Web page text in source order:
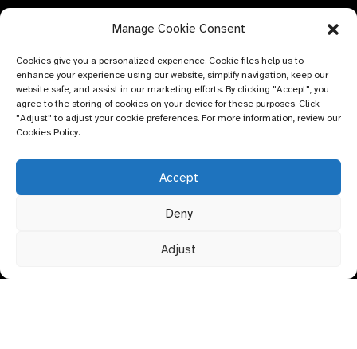
Conoscenza e istruzione
INVIA RICHIESTA
Non c'è niente di meglio che vedere il risultato finale. Scopri
di più su newfun e scarica l'ultimo album di campioni di
prodotto. E chiedi semplicemente maggiori informazioni.
Manage Cookie Consent
Cookies give you a personalized experience. Cookie files help us to
enhance your experience using our website, simplify navigation, keep our
website safe, and assist in our marketing efforts. By clicking "Accept", you
agree to the storing of cookies on your device for these purposes. Click
"Adjust" to adjust your cookie preferences. For more information, review our
Cookies Policy.
Accept
Deny
Adjust